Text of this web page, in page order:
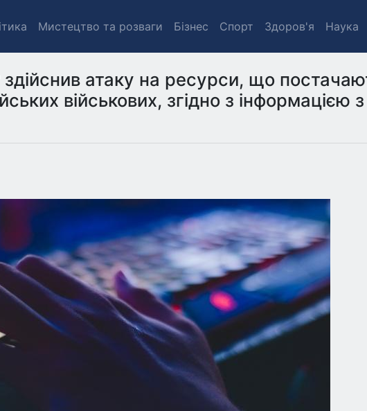
Мистецтво та розваги Бізнес Спорт Здоров'я Наука
здійснив атаку на ресурси, що
військових, згідно з інформацією з